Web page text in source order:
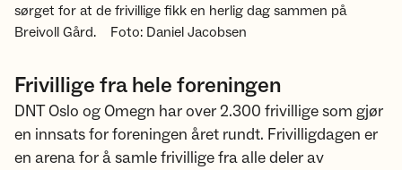
sørget for at de frivillige fikk en herlig dag sammen på
Breivoll Gård.
Foto: Daniel Jacobsen
Frivillige fra hele foreningen
DNT Oslo og Omegn har over 2.300 frivillige som gjør
en innsats for foreningen året rundt. Frivilligdagen er
en arena for å samle frivillige fra alle deler av